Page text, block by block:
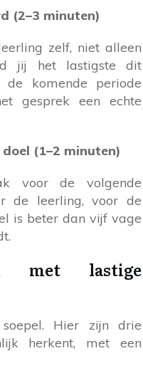
(2–3 minuten)
zelf, niet alleen
jij het lastigste dit
komende periode
gesprek een echte
(1–2 minuten)
voor de volgende
de leerling, voor de
is beter dan vijf vage
lastige
Hier zijn drie
herkent, met een